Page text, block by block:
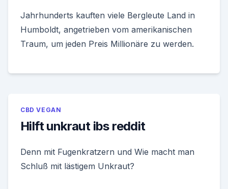
Jahrhunderts kauften viele Bergleute Land in
Humboldt, angetrieben vom amerikanischen
Traum, um jeden Preis Millionäre zu werden.
CBD VEGAN
Hilft unkraut ibs reddit
Denn mit Fugenkratzern und Wie macht man
Schluß mit lästigem Unkraut?